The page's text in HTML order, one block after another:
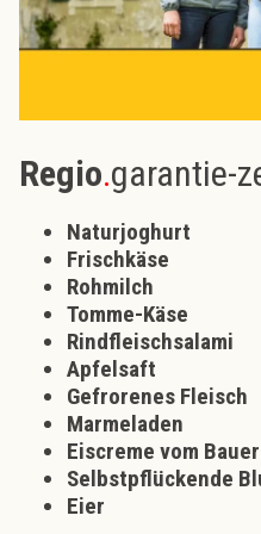
Regio.garantie-
Naturjoghurt
Frischkäse
Rohmilch
Tomme-Käse
Rindfleischsalami
Apfelsaft
Gefrorenes Fleisch
Marmeladen
Eiscreme vom
Selbstpflückende
Eier